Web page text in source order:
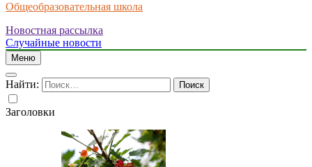
Общеобразовательная школа
Новостная рассылка
Случайные новости
Меню
Найти:
Заголовки